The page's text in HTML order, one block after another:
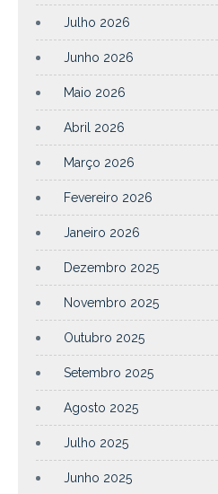
Julho 2026
Junho 2026
Maio 2026
Abril 2026
Março 2026
Fevereiro 2026
Janeiro 2026
Dezembro 2025
Novembro 2025
Outubro 2025
Setembro 2025
Agosto 2025
Julho 2025
Junho 2025